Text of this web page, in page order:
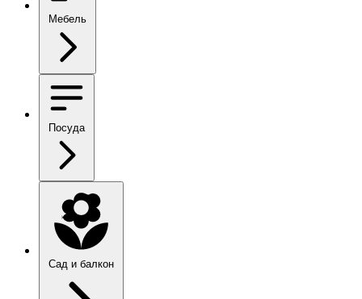
Мебель
Посуда
Сад и балкон